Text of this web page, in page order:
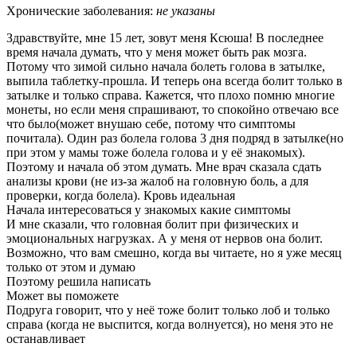
Хронические заболевания: не указаны
Здравствуйте, мне 15 лет, зовут меня Ксюша! В последнее
время начала думать, что у меня может быть рак мозга.
Потому что зимой сильно начала болеть голова в затылке,
выпила таблетку-прошла. И теперь она всегда болит только в
затылке и только справа. Кажется, что плохо помню многие
монеты, но если меня спрашивают, то спокойно отвечаю все
что было(может внушаю себе, потому что симптомы
почитала). Один раз болела голова 3 дня подряд в затылке(но
при этом у мамы тоже болела голова и у её знакомых).
Поэтому и начала об этом думать. Мне врач сказала сдать
анализы крови (не из-за жалоб на головную боль, а для
проверки, когда болела). Кровь идеальная
Начала интересоваться у знакомых какие симптомы
И мне сказали, что головная болит при физических и
эмоциональных нагрузках. А у меня от нервов она болит.
Возможно, что вам смешно, когда вы читаете, но я уже месяц
только от этом и думаю
Поэтому решила написать
Может вы поможете
Подруга говорит, что у неё тоже болит только лоб и только
справа (когда не выспится, когда волнуется), но меня это не
останавливает